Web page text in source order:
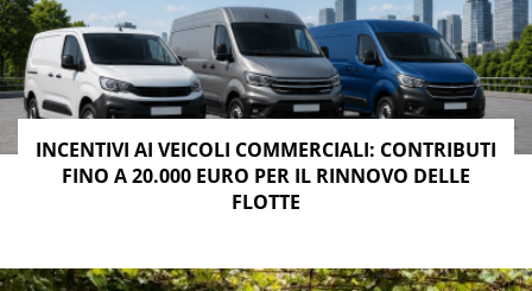
INCENTIVI AI VEICOLI COMMERCIALI: CONTRIBUTI
FINO A 20.000 EURO PER IL RINNOVO DELLE
FLOTTE